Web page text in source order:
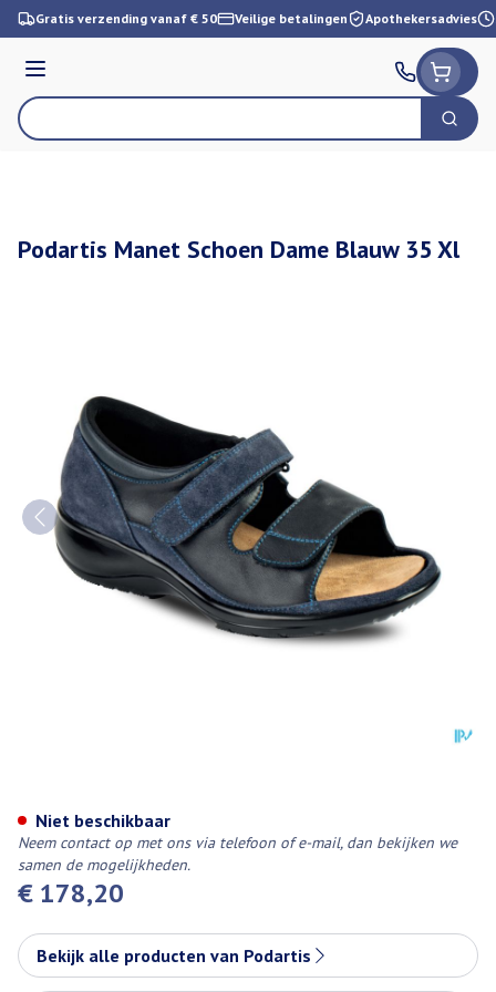
Ga naar de inhoud
Gratis verzending vanaf € 50 Veilige betalingen Apothekersadvies
Menu
Product, merk, categorie... Zoek
Podartis Manet Schoen Dame Blauw 35 Xl
€ 178,20
Niet beschikbaar
Neem contact op met ons via telefoon of e-mail, dan bekijken we
samen de mogelijkheden.
Bekijk alle producten van Podartis